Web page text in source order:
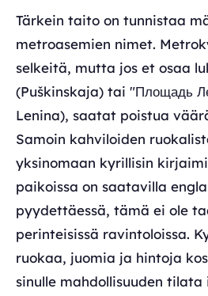
Tärkein taito on tunnistaa
metroasemien nimet.
selkeitä, mutta jos et osaa
(Puškinskaja) tai "Площадь
Lenina), saatat poistua
Samoin kahviloiden
yksinomaan kyrillisin
paikoissa on saatavilla
pyydettäessä, tämä ei ole
perinteisissä ravintoloissa.
ruokaa, juomia ja hintoja
sinulle mahdollisuuden